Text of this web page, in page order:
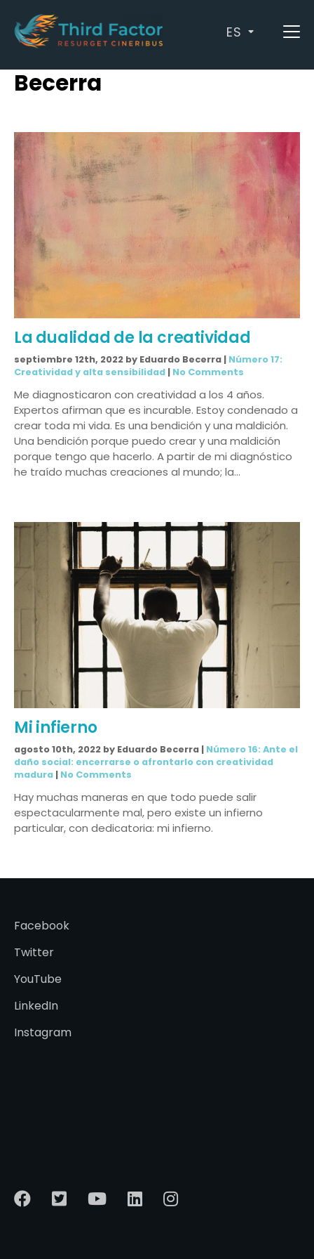
ES
Posts by Eduardo
Becerra
La dualidad de la creatividad
septiembre 12th, 2022 by Eduardo Becerra | Número 17:
Creatividad y alta sensibilidad | No Comments
Me diagnosticaron con creatividad a los 4 años.
Expertos afirman que es incurable. Estoy condenado a
crear toda mi vida. Es una bendición y una maldición.
Una bendición porque puedo crear y una maldición
porque tengo que hacerlo. A partir de mi diagnóstico
he traído muchas creaciones al mundo; la…
Mi infierno
agosto 10th, 2022 by Eduardo Becerra | Número 16: Ante el
daño social: encerrarse o afrontarlo con creatividad
madura | No Comments
Hay muchas maneras en que todo puede salir
espectacularmente mal, pero existe un infierno
particular, con dedicatoria: mi infierno.
Facebook
Twitter
YouTube
LinkedIn
Instagram